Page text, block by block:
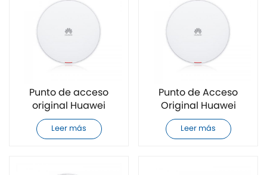
Punto de acceso
original Huawei
AirEngine5760-51
Leer más
Punto de Acceso
Original Huawei
AirEngine 5762-12
Leer más